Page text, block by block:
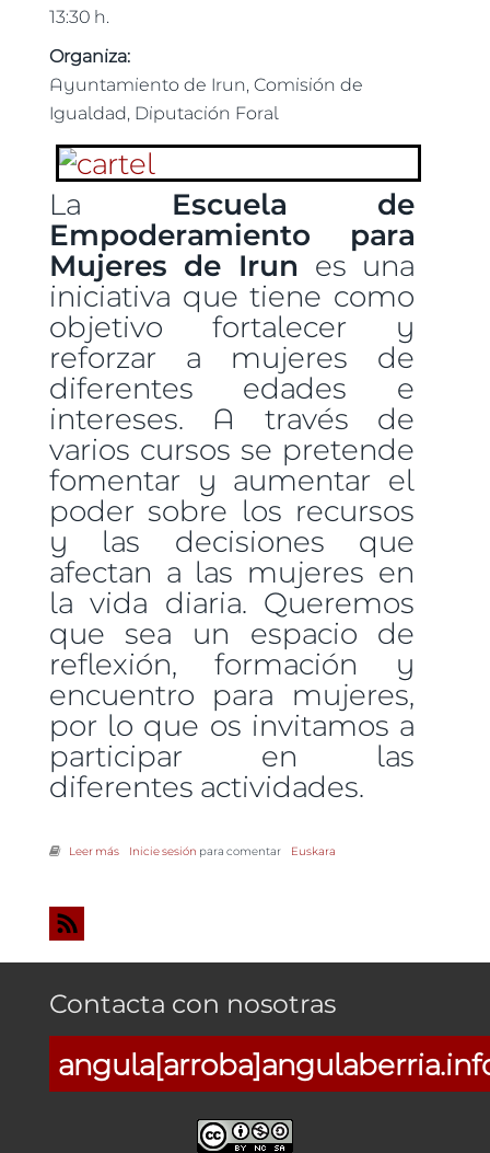
13:30 h.
Organiza:
Ayuntamiento de Irun, Comisión de
Igualdad, Diputación Foral
La Escuela de
Empoderamiento para
Mujeres de Irun es una
iniciativa que tiene como
objetivo fortalecer y
reforzar a mujeres de
diferentes edades e
intereses. A través de
varios cursos se pretende
fomentar y aumentar el
poder sobre los recursos
y las decisiones que
afectan a las mujeres en
la vida diaria. Queremos
que sea un espacio de
reflexión, formación y
encuentro para mujeres,
por lo que os invitamos a
participar en las
diferentes actividades.
Leer mássobre Inscripción. Escuela de empoderamiento para mujeres 2013
Inicie sesión para comentar Euskara
Contacta con nosotras